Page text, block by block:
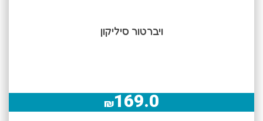
ויברטור סיליקון
₪169.0